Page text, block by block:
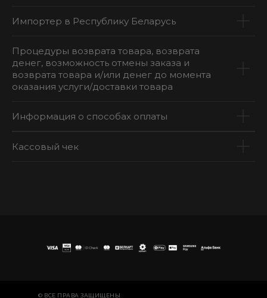
Импортер в Республику Беларусь
Процедуры возврата товара, возврата
денег, возможность отмены заказа и
возврата товара и/или денег до момента
оказания услуги/доставки товара
Информация о способах оплаты
Кассовый чек
© ВСЕ ПРАВА ЗАЩИЩЕНЫ